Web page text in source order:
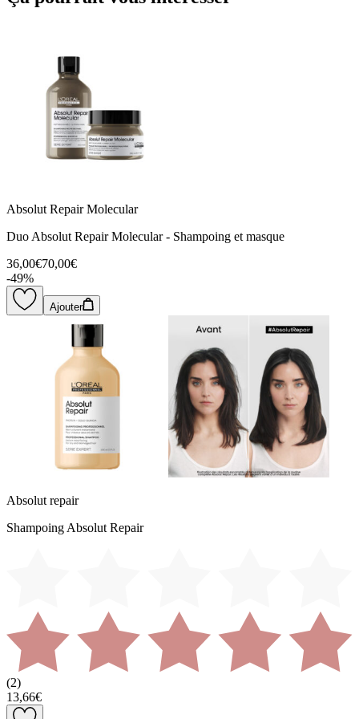
Absolut Repair Molecular
Duo Absolut Repair Molecular - Shampoing et masque
36,00€70,00€
-49%
Ajouter
Absolut repair
Shampoing Absolut Repair
(2)
13,66€